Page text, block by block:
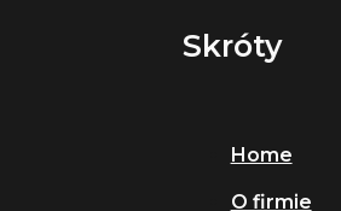
Skróty
Home
O firmie